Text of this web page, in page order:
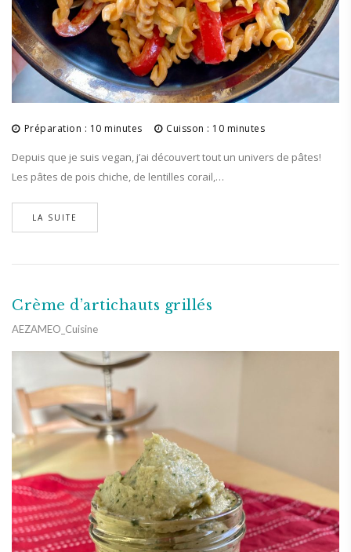
Préparation : 10 minutes Cuisson : 10 minutes
Depuis que je suis vegan, j’ai découvert tout un univers de pâtes!
Les pâtes de pois chiche, de lentilles corail,…
LA SUITE
Crème d’artichauts grillés
AEZAMEO_Cuisine